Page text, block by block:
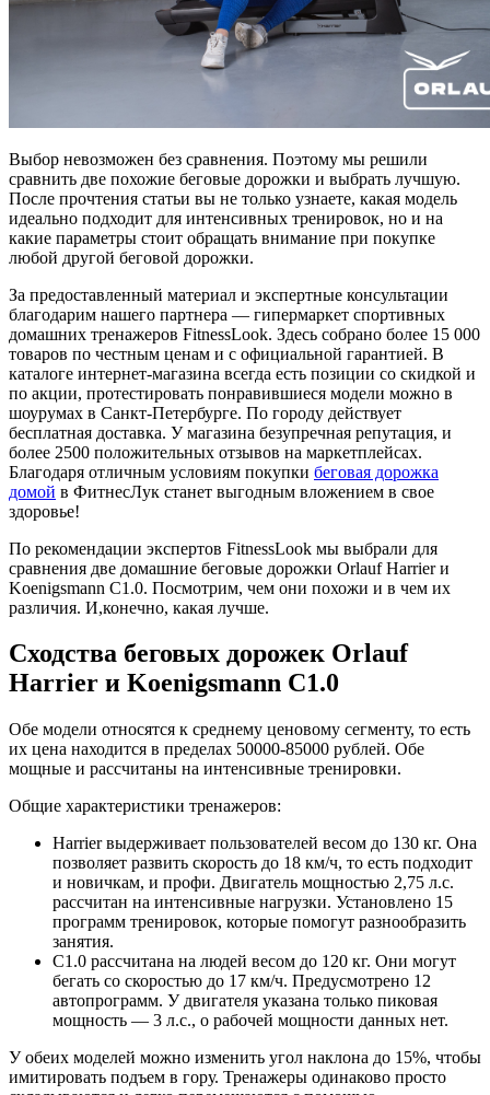
Выбор невозможен без сравнения. Поэтому мы решили
сравнить две похожие беговые дорожки и выбрать лучшую.
После прочтения статьи вы не только узнаете, какая модель
идеально подходит для интенсивных тренировок, но и на
какие параметры стоит обращать внимание при покупке
любой другой беговой дорожки.
За предоставленный материал и экспертные консультации
благодарим нашего партнера — гипермаркет спортивных
домашних тренажеров FitnessLook. Здесь собрано более 15 000
товаров по честным ценам и с официальной гарантией. В
каталоге интернет-магазина всегда есть позиции со скидкой и
по акции, протестировать понравившиеся модели можно в
шоурумах в Санкт-Петербурге. По городу действует
бесплатная доставка. У магазина безупречная репутация, и
более 2500 положительных отзывов на маркетплейсах.
Благодаря отличным условиям покупки беговая дорожка
домой в ФитнесЛук станет выгодным вложением в свое
здоровье!
По рекомендации экспертов FitnessLook мы выбрали для
сравнения две домашние беговые дорожки Orlauf Harrier и
Koenigsmann C1.0. Посмотрим, чем они похожи и в чем их
различия. И,конечно, какая лучше.
Сходства беговых дорожек Orlauf
Harrier и Koenigsmann C1.0
Обе модели относятся к среднему ценовому сегменту, то есть
их цена находится в пределах 50000-85000 рублей. Обе
мощные и рассчитаны на интенсивные тренировки.
Общие характеристики тренажеров:
Harrier выдерживает пользователей весом до 130 кг. Она
позволяет развить скорость до 18 км/ч, то есть подходит
и новичкам, и профи. Двигатель мощностью 2,75 л.с.
рассчитан на интенсивные нагрузки. Установлено 15
программ тренировок, которые помогут разнообразить
занятия.
C1.0 рассчитана на людей весом до 120 кг. Они могут
бегать со скоростью до 17 км/ч. Предусмотрено 12
автопрограмм. У двигателя указана только пиковая
мощность — 3 л.с., о рабочей мощности данных нет.
У обеих моделей можно изменить угол наклона до 15%, чтобы
имитировать подъем в гору. Тренажеры одинаково просто